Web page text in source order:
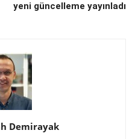
yeni güncelleme yayınladı
Demirayak